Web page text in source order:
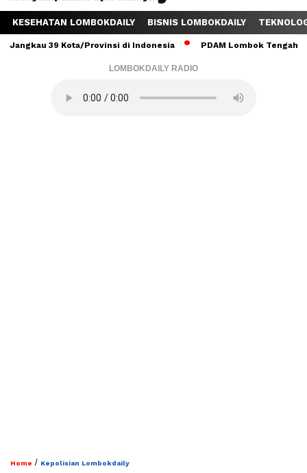
KESEHATAN LOMBOKDAILY BISNIS LOMBOKDAILY
39 Kota/Provinsi di Indonesia PDAM Lombok Tengah
LOMBOKDAILY RADIO
Home / Kepolisian Lombokdaily